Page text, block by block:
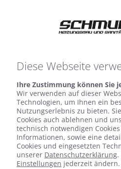
Basic-Bad 15,9 ㎡
Diese Webseite
Ihre Zustimmung können Sie
Wir verwenden auf dieser
Technologien, um Ihnen ein
Nutzungserlebnis zu bieten.
Cookies auch ablehnen und
technisch notwendigen
Informationen, sowie eine
Cookies und eingesetzten
unserer Datenschutzerklärung.
Einstellungen jederzeit ändern.